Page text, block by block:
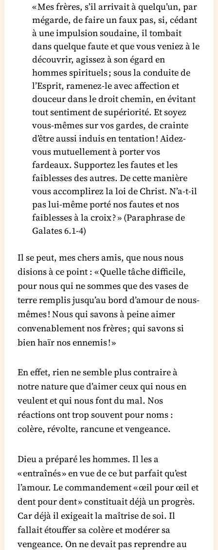
« Mes frères, s’il arrivait à quelqu’un, par
mégarde, de faire un faux pas, si, cédant
à une impulsion soudaine, il tombait
dans quelque faute et que vous veniez à le
découvrir, agissez à son égard en
hommes spirituels ; sous la conduite de
l’Esprit, ramenez-le avec affection et
douceur dans le droit chemin, en évitant
tout sentiment de supériorité. Et soyez
vous-mêmes sur vos gardes, de crainte
d’être aussi induis en tentation ! Aidez-
vous mutuellement à porter vos
fardeaux. Supportez les fautes et les
faiblesses des autres. De cette manière
vous accomplirez la loi de Christ. N’a-​t‑il
pas lui-même porté nos fautes et nos
faiblesses à la croix ? » (Paraphrase de
Galates 6.1-4)
Il se peut, mes chers amis, que nous nous
disions à ce point : « Quelle tâche difficile,
pour nous qui ne sommes que des vases de
terre remplis jusqu’au bord d’amour de nous-
mêmes ! Nous qui savons à peine aimer
convenablement nos frères ; qui savons si
bien haïr nos ennemis ! »
En effet, rien ne semble plus contraire à
notre nature que d’aimer ceux qui nous en
veulent et qui nous font du mal. Nos
réactions ont trop souvent pour noms :
colère, révolte, rancune et vengeance.
Dieu a préparé les hommes. Il les a
« entraînés » en vue de ce but parfait qu’est
l’amour. Le commandement « œil pour œil et
dent pour dent » constituait déjà un progrès.
Car déjà il exigeait la maîtrise de soi. Il
fallait étouffer sa colère et modérer sa
vengeance. On ne devait pas reprendre au